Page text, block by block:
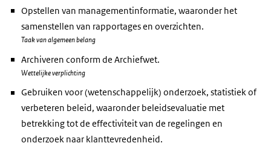
Opstellen van managementinformatie, waaronder het
samenstellen van rapportages en overzichten.
Taak van algemeen belang
Archiveren conform de Archiefwet.
Wettelijke verplichting
Gebruiken voor (wetenschappelijk) onderzoek, statistiek of
verbeteren beleid, waaronder beleidsevaluatie met
betrekking tot de effectiviteit van de regelingen en
onderzoek naar klanttevredenheid.